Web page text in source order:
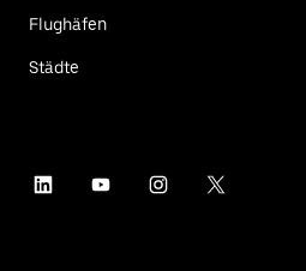
Flughäfen
Städte